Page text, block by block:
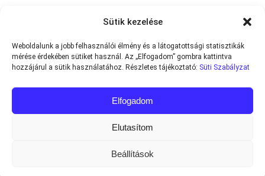
Sütik kezelése
Weboldalunk a jobb felhasználói élmény és a látogatottsági statisztikák
mérése érdekében sütiket használ. Az „Elfogadom” gombra kattintva
hozzájárul a sütik használatához. Részletes tájékoztató: Süti Szabályzat
Elfogadom
Elutasítom
Beállítások
Minden jog fenntartva © 2013-2026Teniszvilag.com